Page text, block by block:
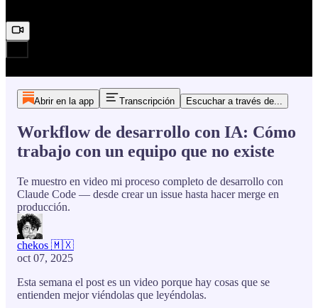
Abrir en la app Transcripción Escuchar a través de...
Workflow de desarrollo con IA: Cómo
trabajo con un equipo que no existe
Te muestro en video mi proceso completo de desarrollo con
Claude Code — desde crear un issue hasta hacer merge en
producción.
chekos 🇲🇽
oct 07, 2025
Esta semana el post es un video porque hay cosas que se
entienden mejor viéndolas que leyéndolas.